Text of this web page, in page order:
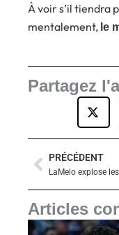
À voir s’il tiendra
mentalement, le
Partagez
PRÉCÉDENT
Articles